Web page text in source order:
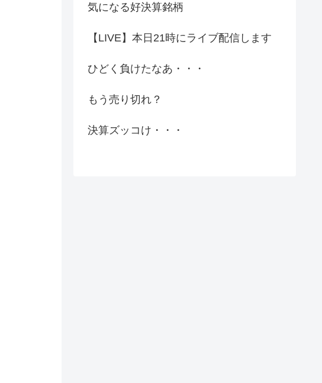
気になる好決算銘柄
【LIVE】本日21時にライブ配信します
ひどく負けたなあ・・・
もう売り切れ？
決算ズッコけ・・・